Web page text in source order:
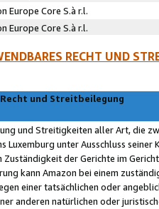
Europe Core S.à r.l.
Europe Core S.à r.l.
RECHT UND
und Streitbeilegung
und Streitigkeiten aller Art, die
Luxemburg unter Ausschluss
Zuständigkeit der Gerichte im
kann Amazon bei einem
einer tatsächlichen oder
anderen natürlichen oder